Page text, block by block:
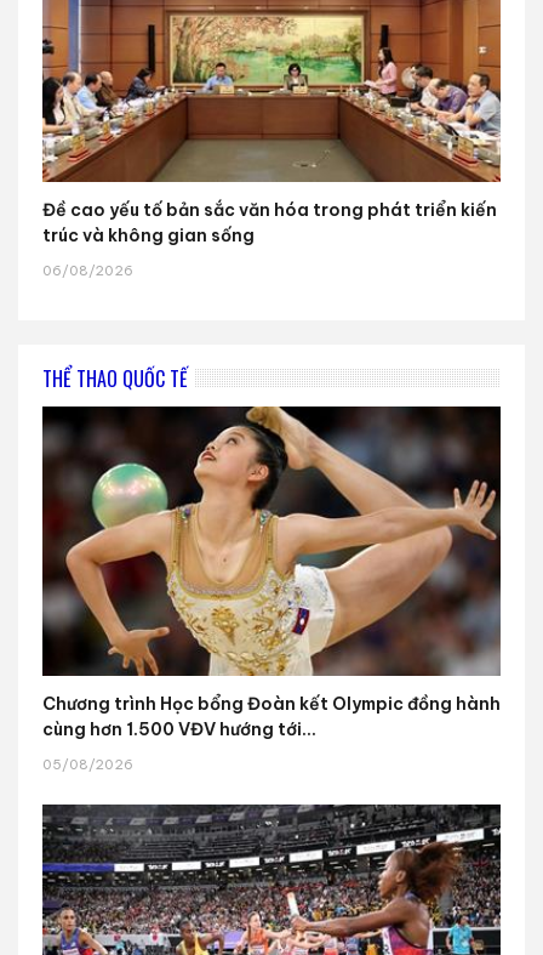
Đề cao yếu tố bản sắc văn hóa trong phát triển kiến
trúc và không gian sống
06/08/2026
THỂ THAO QUỐC TẾ
Chương trình Học bổng Đoàn kết Olympic đồng hành
cùng hơn 1.500 VĐV hướng tới...
05/08/2026